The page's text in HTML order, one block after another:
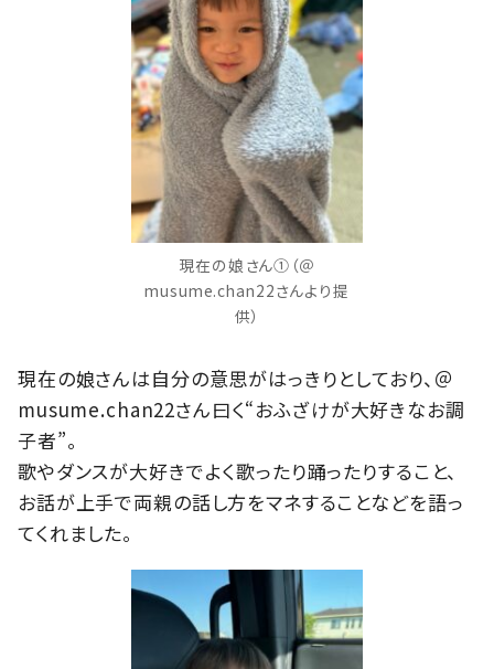
現在の娘さん①（＠
musume.chan22さんより提
供）
現在の娘さんは自分の意思がはっきりとしており、＠
musume.chan22さん曰く“おふざけが大好きなお調
子者”。
歌やダンスが大好きでよく歌ったり踊ったりすること、
お話が上手で両親の話し方をマネすることなどを語っ
てくれました。